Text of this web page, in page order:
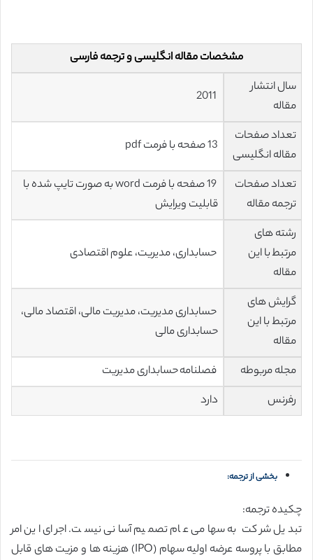
مشخصات مقاله انگلیسی و ترجمه فارسی
سال انتشار
مقاله
تعداد صفحات
مقاله انگلیسی
13 صفحه با فرمت pdf
تعداد صفحات
ترجمه مقاله
19 صفحه با فرمت word به صورت تایپ شده با
قابلیت ویرایش
رشته های
مرتبط با این
مقاله
حسابداری، مدیریت، علوم اقتصادی
گرایش های
مرتبط با این
مقاله
حسابداری مدیریت، مدیریت مالی، اقتصاد مالی،
حسابداری مالی
مجله مربوطه
فصلنامه حسابداری مدیریت
رفرنس
دارد
بخشی از ترجمه:
چکیده ترجمه:
تبدیل شرکت به سهامی عام تصمیم آسانی نیست. اجرای این امر
مطابق با پروسه عرضه اولیه سهام (IPO) هزینه ها و مزیت های قابل